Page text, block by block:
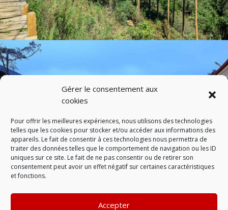
Gérer le consentement aux
cookies
Pour offrir les meilleures expériences, nous utilisons des technologies
telles que les cookies pour stocker et/ou accéder aux informations des
appareils. Le fait de consentir à ces technologies nous permettra de
traiter des données telles que le comportement de navigation ou les ID
uniques sur ce site. Le fait de ne pas consentir ou de retirer son
consentement peut avoir un effet négatif sur certaines caractéristiques
et fonctions.
Accepter